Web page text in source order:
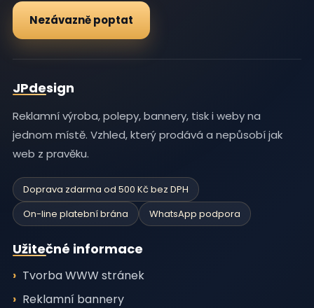
Nezávazně poptat
JPdesign
Reklamní výroba, polepy, bannery, tisk i weby na
jednom místě. Vzhled, který prodává a nepůsobí jak
web z pravěku.
Doprava zdarma od 500 Kč bez DPH
On-line platební brána
WhatsApp podpora
Užitečné informace
Tvorba WWW stránek
Reklamní bannery